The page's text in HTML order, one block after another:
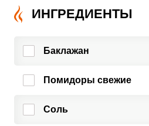
ИНГРЕДИЕНТЫ
Баклажан
Помидоры свежие
Соль